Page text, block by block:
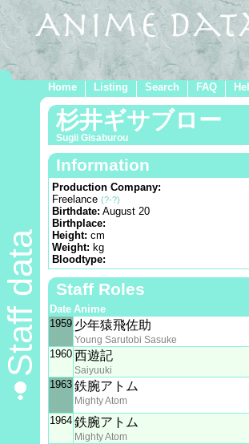
Home Listing Search FAQ
Staff data
杉井ギサブロー
Sugii Gisaburou
Information
Production Company:
Freelance (?-?)
Birthdate: August 20
Birthplace:
Height: cm
Weight: kg
Bloodtype:
Staff Roles
Date Anime
1959 少年猿飛佐助
Young Sarutobi Sasuke
1960 西遊記
Saiyuuki
1963 鉄腕アトム
Mighty Atom
1964 鉄腕アトム
Mighty Atom